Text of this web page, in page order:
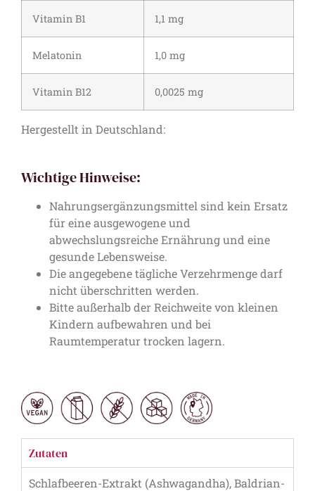
Vitamin B1 1,1 mg
Melatonin 1,0 mg
Vitamin B12 0,0025 mg
Hergestellt in Deutschland:
Wichtige Hinweise:
Nahrungsergänzungsmittel sind kein Ersatz
für eine ausgewogene und
abwechslungsreiche Ernährung und eine
gesunde Lebensweise.
Die angegebene tägliche Verzehrmenge darf
nicht überschritten werden.
Bitte außerhalb der Reichweite von kleinen
Kindern aufbewahren und bei
Raumtemperatur trocken lagern.
Zutaten
Schlafbeeren-Extrakt (Ashwagandha), Baldrian-